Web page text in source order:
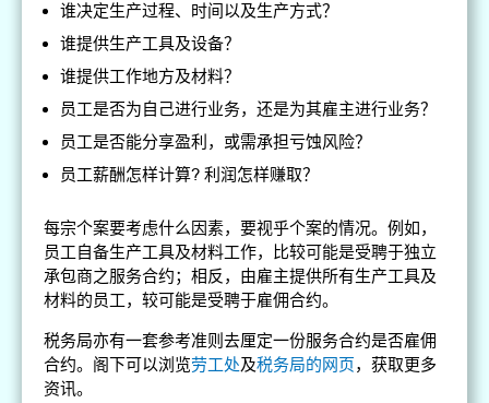
谁决定生产过程、时间以及生产方式？
谁提供生产工具及设备？
谁提供工作地方及材料？
员工是否为自己进行业务，还是为其雇主进行业务？
员工是否能分享盈利，或需承担亏蚀风险？
员工薪酬怎样计算? 利润怎样赚取？
每宗个案要考虑什么因素，要视乎个案的情况。例如，
员工自备生产工具及材料工作，比较可能是受聘于独立
承包商之服务合约；相反，由雇主提供所有生产工具及
材料的员工，较可能是受聘于雇佣合约。
税务局亦有一套参考准则去厘定一份服务合约是否雇佣
合约。阁下可以浏览劳工处及税务局的网页，获取更多
资讯。